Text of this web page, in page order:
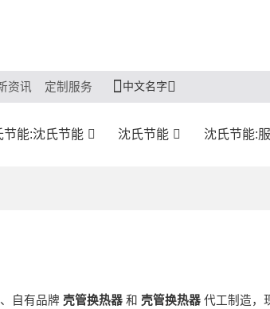
资讯 定制服务 中文名字
节能:沈氏节能 沈氏节能 沈氏节能:
自有品牌 壳管换热器和 壳管换热器代工制造，